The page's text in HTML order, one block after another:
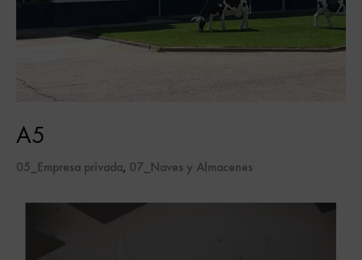
A5
05_Empresa privada, 07_Naves y Almacenes